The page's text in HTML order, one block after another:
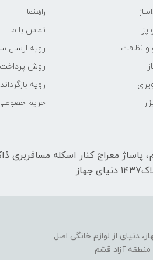
پز
نظافت
راهنما
تماس با ما
رویه ارسال
روش پرداخت
رویه‌
حریم
جهاز
دنیای از لوازم خانگی اصل
منطقه آزاد قشم